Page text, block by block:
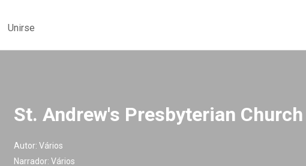
Unirse
St. Andrew's Presbyterian Church
Autor: Vários
Narrador: Vários